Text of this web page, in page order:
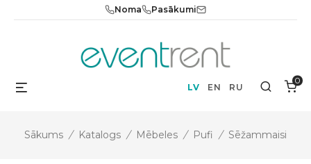
Noma Pasākumi
LV EN RU Search
0
Sākums / Katalogs / Mēbeles / Pufi / Sēžammaisi